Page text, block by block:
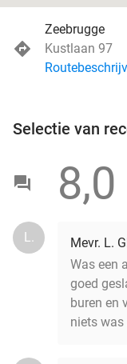
Zeebrugge
Kustlaan 97
Selectie van
8,0
L.
Mevr. L.
Was een
goed
buren en
niets was